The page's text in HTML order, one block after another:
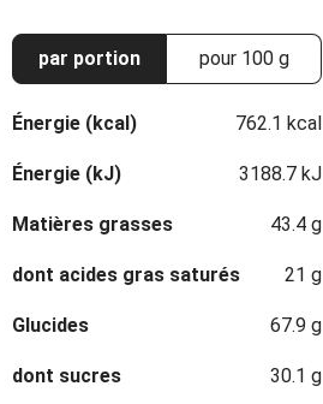
par portion pour 100 g
Énergie (kcal) 762.1 kcal
Énergie (kJ) 3188.7 kJ
Matières grasses 43.4 g
dont acides gras saturés 21 g
Glucides 67.9 g
dont sucres 30.1 g